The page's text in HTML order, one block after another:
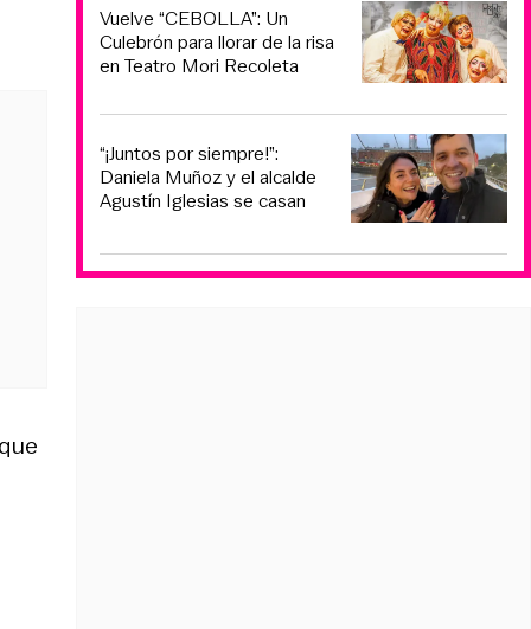
Vuelve “CEBOLLA”: Un
Culebrón para llorar de la risa
en Teatro Mori Recoleta
“¡Juntos por siempre!”:
Daniela Muñoz y el alcalde
Agustín Iglesias se casan